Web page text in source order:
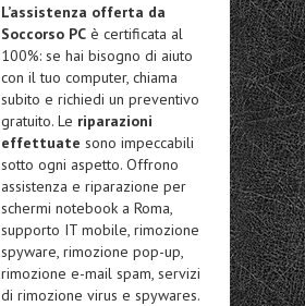
L’assistenza offerta da
Soccorso PC è certificata al
100%: se hai bisogno di aiuto
con il tuo computer, chiama
subito e richiedi un preventivo
gratuito. Le riparazioni
effettuate sono impeccabili
sotto ogni aspetto. Offrono
assistenza e riparazione per
schermi notebook a Roma,
supporto IT mobile, rimozione
spyware, rimozione pop-up,
rimozione e-mail spam, servizi
di rimozione virus e spywares.